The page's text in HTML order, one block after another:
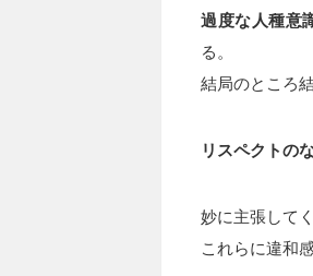
過度な人種意
る。
結局のところ
リスペクトの
妙に主張して
これらに違和